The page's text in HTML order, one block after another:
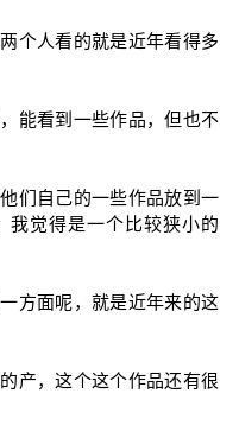
个人看的就是近年看得多
能看到一些作品，但也不
们自己的一些作品放到一
我觉得是一个比较狭小的
方面呢，就是近年来的这
产，这个这个作品还有很